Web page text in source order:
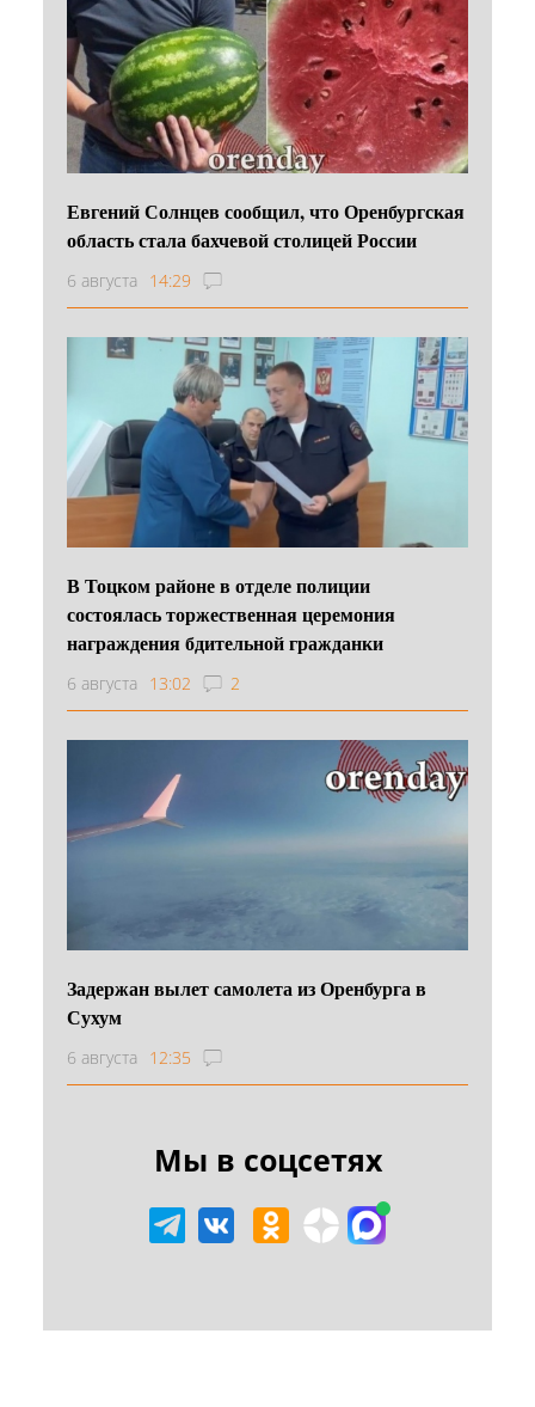
Евгений Солнцев сообщил, что Оренбургская
область стала бахчевой столицей России
6 августа 14:29
В Тоцком районе в отделе полиции
состоялась торжественная церемония
награждения бдительной гражданки
6 августа 13:02 2
Задержан вылет самолета из Оренбурга в
Сухум
6 августа 12:35
Мы в соцсетях